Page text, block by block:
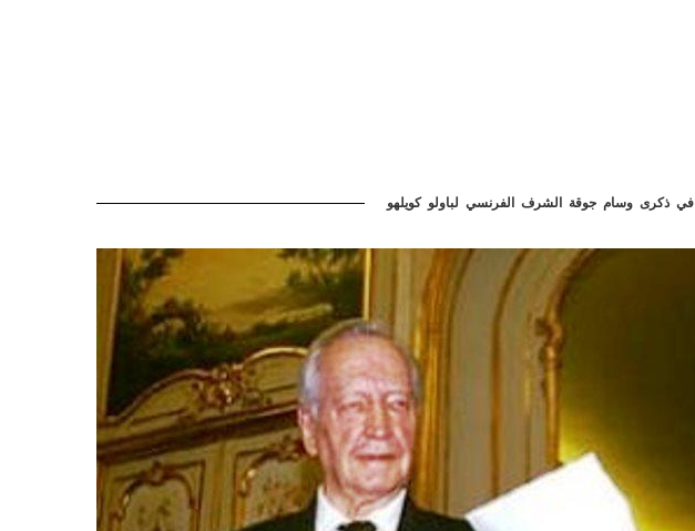
في ذكرى وسام جوقة الشرف الفرنسي لباولو كويلهو